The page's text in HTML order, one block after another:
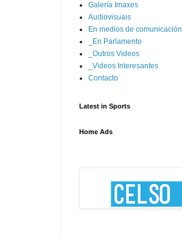
Galería Imaxes
Audiovisuais
En medios de comunicación
_En Parlamento
_Outros Videos
_Videos Interesantes
Contacto
Latest in Sports
Home Ads